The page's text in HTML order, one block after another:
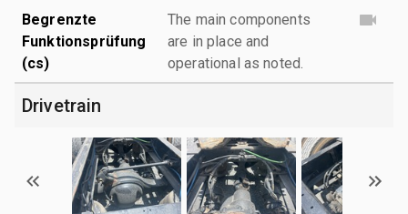
Begrenzte
Funktionsprüfung
(cs)
The main components
are in place and
operational as noted.
Drivetrain